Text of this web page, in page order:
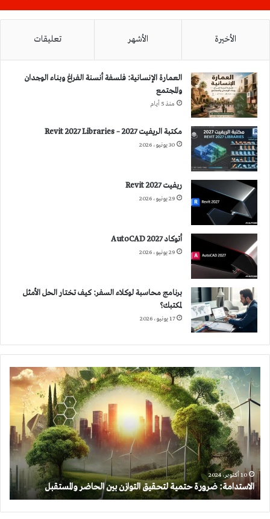
الأخيرة الأشهر تعليقات
العمارة الإنسانية: فلسفة أنسنة الفراغ وبناء الوجدان
والمجتمع
منذ 5 أيام
مكتبة الريفيت 2027 – Revit 2027 Libraries
30 يونيو، 2026
ريفيت 2027 Revit
29 يونيو، 2026
أتوكاد 2027 AutoCAD
29 يونيو، 2026
برنامج محاسبة لوكلاء السفر: كيف تختار الحل الأمثل
لمكتبك؟
17 يونيو، 2026
الاستدامة:
ضرورة
حتمية
لتحقيق
التوازن
بين
الحاضر
والمستقبل
10 أكتوبر، 2024
الاستدامة: ضرورة حتمية لتحقيق التوازن بين الحاضر والمستقبل